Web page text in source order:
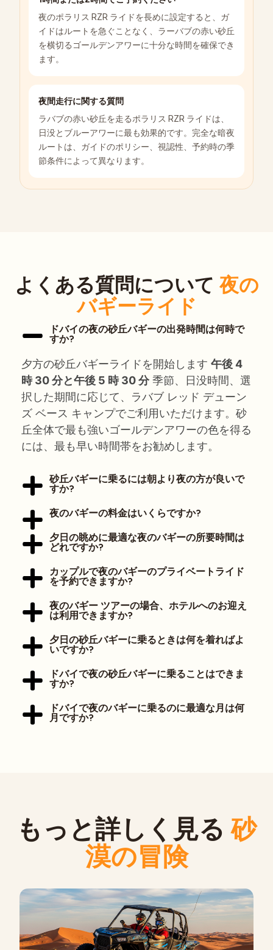
夜のポラリス RZR ライドを長めに設定すると、ガ
イドはルートを急ぐことなく、ラーバブの赤い砂丘
を横切るゴールデンアワーに十分な時間を確保でき
ます。
夜間走行に関する質問
ラバブの赤い砂丘を走るポラリス RZR ライドは、
日没とブルーアワーに最も効果的です。完全な暗夜
ルートは、ガイドのポリシー、視認性、予約時の季
節条件によって異なります。
よくある質問について 夜の
バギーライド
ドバイの夜の砂丘バギーの出発時間は何時で
すか?
夕方の砂丘バギーライドを開始します 午後 4
時 30 分と午後 5 時 30 分季節、日没時間、選
択した期間に応じて、ラバブ レッド デューン
ズ ベース キャンプでご利用いただけます。砂
丘全体で最も強いゴールデンアワーの色を得る
には、最も早い時間帯をお勧めします。
砂丘バギーに乗るには朝より夜の方が良いで
すか?
夜のバギーの料金はいくらですか?
夕日の眺めに最適な夜のバギーの所要時間は
どれですか?
カップルで夜のバギーのプライベートライド
を予約できますか?
夜のバギー ツアーの場合、ホテルへのお迎え
は利用できますか?
夕日の砂丘バギーに乗るときは何を着ればよ
いですか?
ドバイで夜の砂丘バギーに乗ることはできま
すか?
ドバイで夜のバギーに乗るのに最適な月は何
月ですか?
もっと詳しく見る砂
漠の冒険